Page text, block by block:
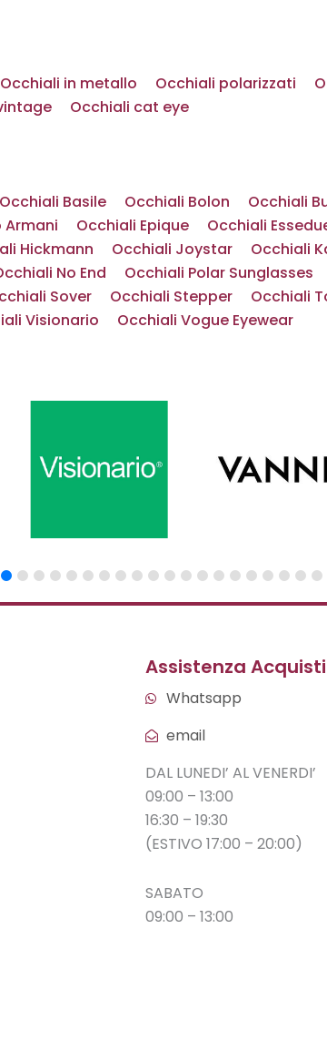
Occhiali in metallo Occhiali polarizzati
Occhiali cat eye
Occhiali Basile Occhiali Bolon Occhiali
Armani Occhiali Epique Occhiali
Hickmann Occhiali Joystar Occhiali
No End Occhiali Polar Sunglasses
Sover Occhiali Stepper Occhiali
Visionario Occhiali Vogue Eyewear
Assistenza Acquisti
Whatsapp
email
DAL LUNEDI’ AL VENERDI’
09:00 – 13:00
16:30 – 19:30
(ESTIVO 17:00 – 20:00)
SABATO
09:00 – 13:00